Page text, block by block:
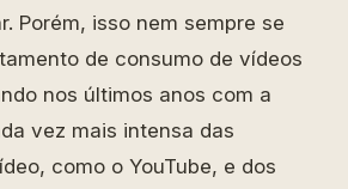
Porém, isso nem sempre se
de consumo de vídeos
nos últimos anos com a
vez mais intensa das
como o YouTube, e dos